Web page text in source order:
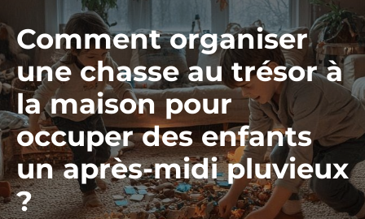
Comment organiser
une chasse au trésor à
la maison pour
occuper des enfants
un après-midi pluvieux
?